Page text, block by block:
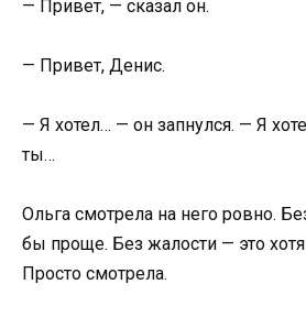
— Привет, — сказал он.
— Привет, Денис.
— Я хотел… — он запнулся. — Я
ты…
Ольга смотрела на него ровно.
бы проще. Без жалости — это
Просто смотрела.